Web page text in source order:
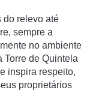
do relevo até
sempre a
no ambiente
Torre de Quintela
inspira respeito,
proprietários